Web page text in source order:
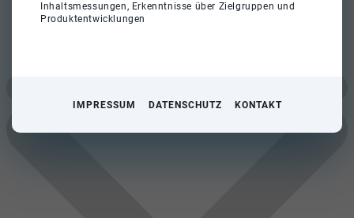
Inhaltsmessungen, Erkenntnisse über Zielgruppen und
Produktentwicklungen
IMPRESSUM DATENSCHUTZ KONTAKT